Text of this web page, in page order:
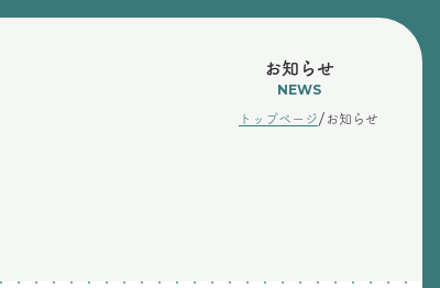
お知らせ
NEWS
トップページ/ お知らせ